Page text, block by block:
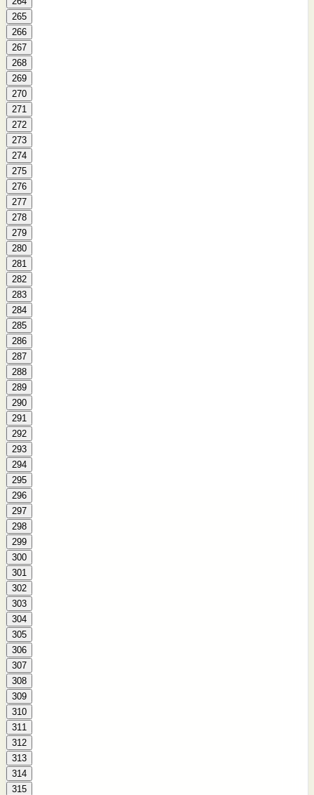
265
266
267
268
269
270
271
272
273
274
275
276
277
278
279
280
281
282
283
284
285
286
287
288
289
290
291
292
293
294
295
296
297
298
299
300
301
302
303
304
305
306
307
308
309
310
311
312
313
314
315